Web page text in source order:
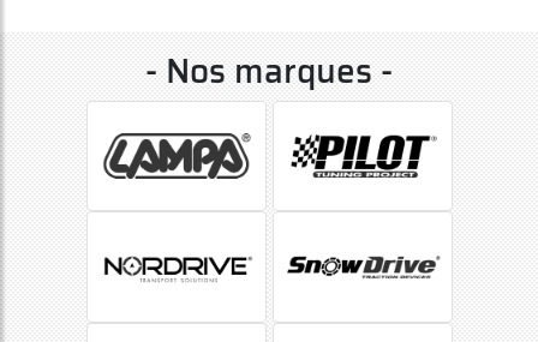
- Nos marques -